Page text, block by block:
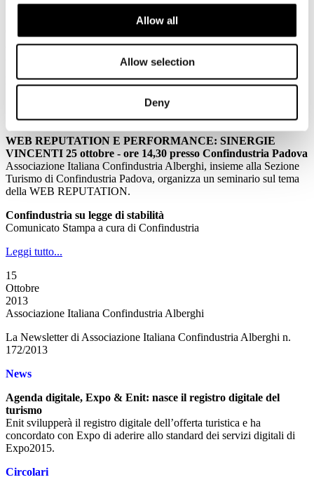
Allow all
Allow selection
Deny
2013
Associazione Italiana Confindustria Alberghi
La Newsletter di Associazione Italiana Confindustria Alberghi n.
News
WEB REPUTATION E PERFORMANCE: SINERGIE
VINCENTI 25 ottobre - ore 14,30 presso Confindustria Padova
Associazione Italiana Confindustria Alberghi, insieme alla Sezione
Turismo di Confindustria Padova, organizza un seminario sul tema
della WEB REPUTATION.
Confindustria su legge di stabilità
Comunicato Stampa a cura di Confindustria
Leggi tutto...
15
Ottobre
2013
Associazione Italiana Confindustria Alberghi
La Newsletter di Associazione Italiana Confindustria Alberghi n.
172/2013
News
Agenda digitale, Expo & Enit: nasce il registro digitale del
turismo
Enit svilupperà il registro digitale dell’offerta turistica e ha
concordato con Expo di aderire allo standard dei servizi digitali di
Expo2015.
Circolari